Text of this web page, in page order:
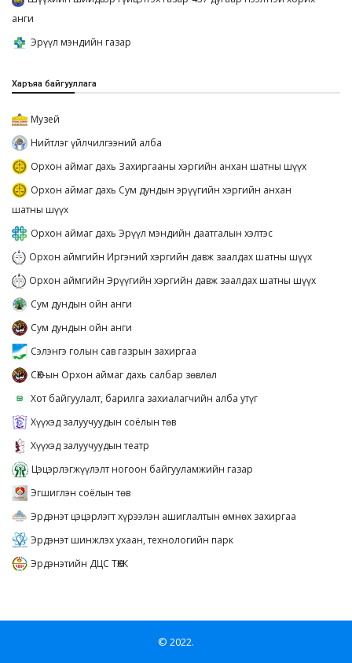
анги
Эрүүл мэндийн газар
Харъяа байгууллага
Музей
Нийтлэг үйлчилгээний алба
Орхон аймаг дахь Захиргааны хэргийн анхан шатны шүүх
Орхон аймаг дахь Сум дундын эрүүгийн хэргийн анхан
шатны шүүх
Орхон аймаг дахь Эрүүл мэндийн даатгалын хэлтэс
Орхон аймгийн Иргэний хэргийн давж заалдах шатны шүүх
Орхон аймгийн Эрүүгийн хэргийн давж заалдах шатны шүүх
Сум дундын ойн анги
Сум дундын ойн анги
Сэлэнгэ голын сав газрын захиргаа
СӨХ-ын Орхон аймаг дахь салбар зөвлөл
Хот байгуулалт, барилга захиалагчийн алба утүг
Хүүхэд залуучуудын соёлын төв
Хүүхэд залуучуудын театр
Цэцэрлэгжүүлэлт ногоон байгууламжийн газар
Эгшиглэн соёлын төв
Эрдэнэт цэцэрлэгт хүрээлэн ашиглалтын өмнөх захиргаа
Эрдэнэт шинжлэх ухаан, технологийн парк
Эрдэнэтийн ДЦС ТӨХК
© 2022.